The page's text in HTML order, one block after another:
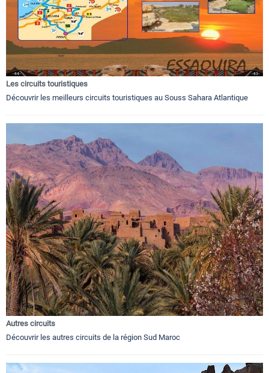
Les circuits touristiques
Découvrir les meilleurs circuits touristiques au Souss Sahara Atlantique
Autres circuits
Découvrir les autres circuits de la région Sud Maroc